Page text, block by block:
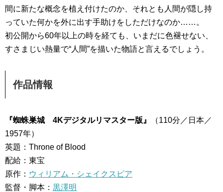
間に新たな概念を植え付けたのか、それとも人間が隠し持
っていた何かを外に出す手助けをしただけなのか……。
初公開から60年以上の時を経ても、いまだに色褪せない、
すさまじい熱量で“人間”を描いた物語と言えるでしょう。
作品情報
『蜘蛛巣城 4Kデジタルリマスター版』
（110分／日本／
1957年）
英題：Throne of Blood
配給：東宝
原作： ウィリアム・シェイクスピア
監督・脚本： 黒澤明